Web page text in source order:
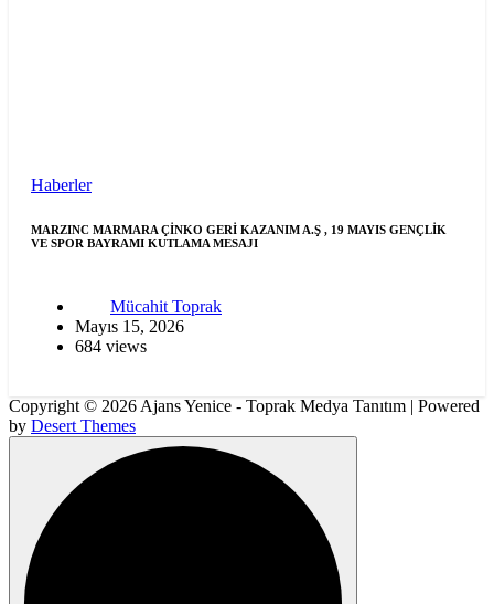
Haberler
MARZINC MARMARA ÇİNKO GERİ KAZANIM A.Ş , 19 MAYIS GENÇLİK
VE SPOR BAYRAMI KUTLAMA MESAJI
Mücahit Toprak
Mayıs 15, 2026
684 views
Copyright © 2026 Ajans Yenice - Toprak Medya Tanıtım | Powered
by Desert Themes